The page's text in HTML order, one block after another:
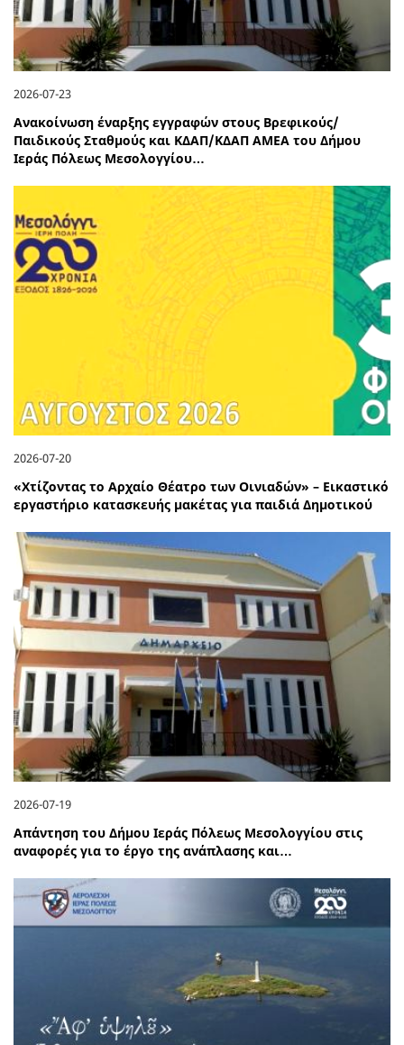
2026-07-23
Ανακοίνωση έναρξης εγγραφών στους Βρεφικούς/
Παιδικούς Σταθμούς και ΚΔΑΠ/ΚΔΑΠ ΑΜΕΑ του Δήμου
Ιεράς Πόλεως Μεσολογγίου…
2026-07-20
«Χτίζοντας το Αρχαίο Θέατρο των Οινιαδών» – Εικαστικό
εργαστήριο κατασκευής μακέτας για παιδιά Δημοτικού
2026-07-19
Απάντηση του Δήμου Ιεράς Πόλεως Μεσολογγίου στις
αναφορές για το έργο της ανάπλασης και…